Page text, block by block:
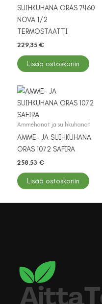
SUIHKUHANA ORAS 7460
NOVA 1/2
TERMOSTAATTI
229,35 €
Lisää ostoskoriin
Ammehanat ja suihkuhanat
AMME- JA SUIHKUHANA
ORAS 1072 SAFIRA
258,53 €
Lisää ostoskoriin